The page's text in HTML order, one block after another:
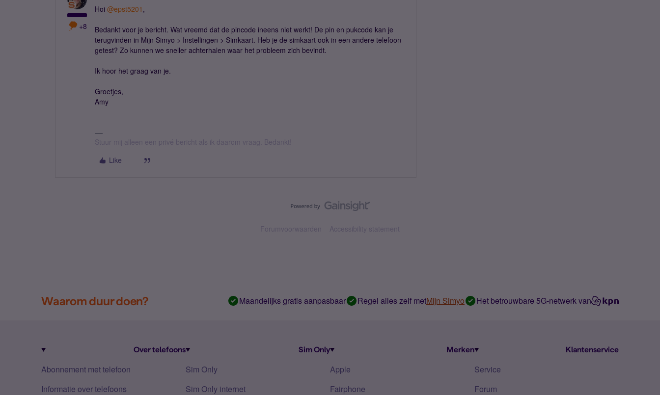
+8
Hoi @epst5201 ,
Bedankt voor je bericht. Wat vreemd dat de pincode ineens niet werkt! De pin en pukcode kan je
terugvinden in Mijn Simyo > Instellingen > Simkaart. Heb je de simkaart ook in een andere telefoon
getest? Zo kunnen we sneller achterhalen waar het probleem zich bevindt.
Ik hoor het graag van je.
Groetjes,
Amy
Stuur mij alleen een privé bericht als ik daarom vraag. Bedankt!
Like
Forumvoorwaarden Accessibility statement
Waarom duur doen? Maandelijks gratis aanpasbaar Regel alles zelf metMijn Simyo Het betrouwbare 5G-netwerk van
Over telefoons
Abonnement met telefoon
Informatie over telefoons
Sim Only
Sim Only
Sim Only internet
Merken
Apple
Fairphone
Klantenservice
Service
Forum